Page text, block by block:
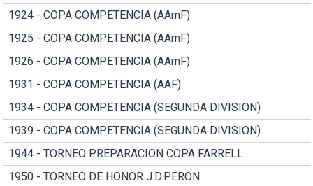
1924 - COPA COMPETENCIA (AAmF)
1925 - COPA COMPETENCIA (AAmF)
1926 - COPA COMPETENCIA (AAmF)
1931 - COPA COMPETENCIA (AAF)
1934 - COPA COMPETENCIA (SEGUNDA DIVISION)
1939 - COPA COMPETENCIA (SEGUNDA DIVISION)
1944 - TORNEO PREPARACION COPA FARRELL
1950 - TORNEO DE HONOR J.D.PERON